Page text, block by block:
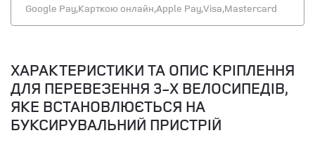
Google Pay,Карткою онлайн,Apple Pay,Visa,Mastercard
ХАРАКТЕРИСТИКИ ТА ОПИС КРІПЛЕННЯ
ДЛЯ ПЕРЕВЕЗЕННЯ 3-Х ВЕЛОСИПЕДІВ,
ЯКЕ ВСТАНОВЛЮЄТЬСЯ НА
БУКСИРУВАЛЬНИЙ ПРИСТРІЙ